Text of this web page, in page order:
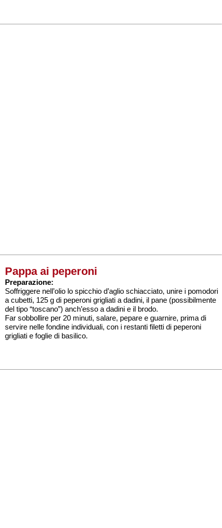
Pappa ai peperoni
Preparazione:
Soffriggere nell’olio lo spicchio d’aglio schiacciato, unire i pomodori
a cubetti, 125 g di peperoni grigliati a dadini, il pane (possibilmente
del tipo “toscano”) anch’esso a dadini e il brodo.
Far sobbollire per 20 minuti, salare, pepare e guarnire, prima di
servire nelle fondine individuali, con i restanti filetti di peperoni
grigliati e foglie di basilico.